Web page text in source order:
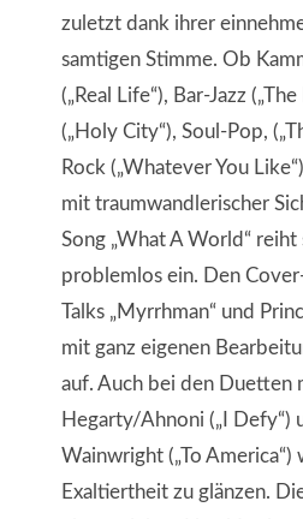
zuletzt dank ihrer
samtigen Stimme. Ob
(„Real Life“), Bar-Jazz
(„Holy City“), Soul-Pop,
Rock („Whatever You
mit traumwandlerischer
Song „What A World“ reiht
problemlos ein. Den
Talks „Myrrhman“ und
mit ganz eigenen
auf. Auch bei den Duetten
Hegarty/Ahnoni („I Defy“)
Wainwright („To
Exaltiertheit zu glänzen.